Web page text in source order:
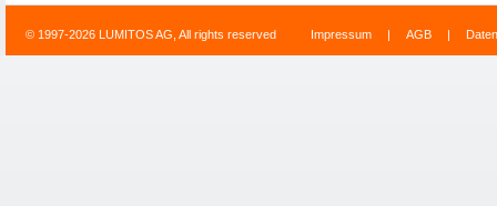
© 1997-2026 LUMITOS AG, All rights reserved Impressum | AGB |